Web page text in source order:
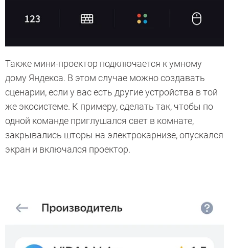
Также мини-проектор подключается к умному
дому Яндекса. В этом случае можно создавать
сценарии, если у вас есть другие устройства в той
же экосистеме. К примеру, сделать так, чтобы по
одной команде приглушался свет в комнате,
закрывались шторы на электрокарнизе, опускался
экран и включался проектор.